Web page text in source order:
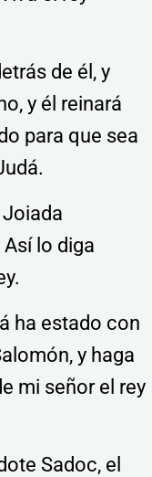
de él, y
y él reinará
para que sea
lo diga
ha estado con
y haga
mi señor el rey
Sadoc, el